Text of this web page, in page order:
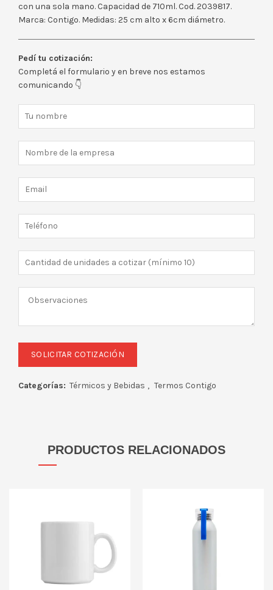
con una sola mano. Capacidad de 710ml. Cod. 2039817.
Marca: Contigo. Medidas: 25 cm alto x 6cm diámetro.
Pedí tu cotización:
Completá el formulario y en breve nos estamos
comunicando 👇
Categorías: Térmicos y Bebidas , Termos Contigo
PRODUCTOS RELACIONADOS